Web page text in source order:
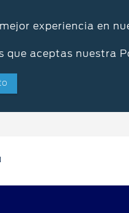
experiencia en
aceptas nuestra